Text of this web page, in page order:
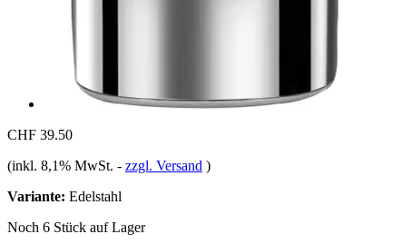
CHF 39.50
(inkl. 8,1% MwSt. - zzgl. Versand )
Variante: Edelstahl
Noch 6 Stück auf Lager